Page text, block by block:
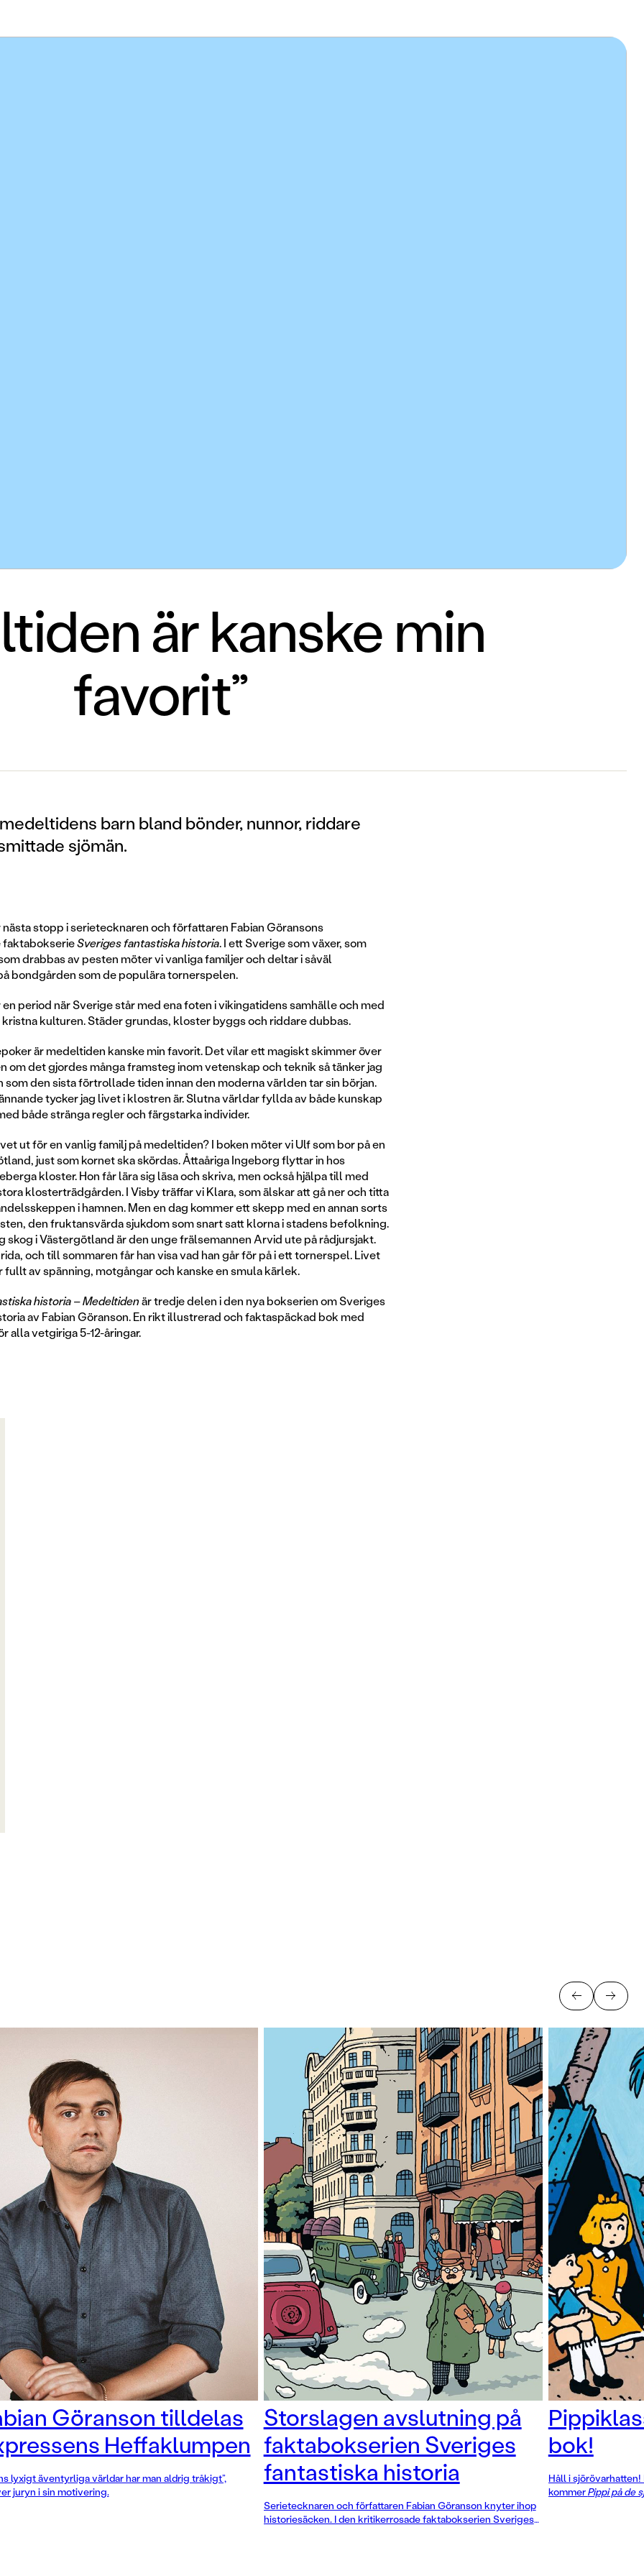
är kanske min
favorit”
barn bland bönder, nunnor, riddare
sjömän.
stopp i serietecknaren och författaren Fabian Göransons
faktabokserieSveriges fantastiska historia. I ett Sverige som växer, som
drabbas av pesten möter vi vanliga familjer och deltar i såväl
bondgården som de populära tornerspelen.
period när Sverige står med ena foten i vikingatidens samhälle och med
kristna kulturen. Städer grundas, kloster byggs och riddare dubbas.
är medeltiden kanske min favorit. Det vilar ett magiskt skimmer över
om det gjordes många framsteg inom vetenskap och teknik så tänker jag
som den sista förtrollade tiden innan den moderna världen tar sin början.
tycker jag livet i klostren är. Slutna världar fyllda av både kunskap
både stränga regler och färgstarka individer.
ut för en vanlig familj på medeltiden? I boken möter vi Ulf som bor på en
just som kornet ska skördas. Åttaåriga Ingeborg flyttar in hos
kloster. Hon får lära sig läsa och skriva, men också hjälpa till med
klosterträdgården. I Visby träffar vi Klara, som älskar att gå ner och titta
i hamnen. Men en dag kommer ett skepp med en annan sorts
den fruktansvärda sjukdom som snart satt klorna i stadens befolkning.
skog i Västergötland är den unge frälsemannen Arvid ute på rådjursjakt.
och till sommaren får han visa vad han går för på i ett tornerspel. Livet
fullt av spänning, motgångar och kanske en smula kärlek.
historia – Medeltidenär tredje delen i den nya bokserien om Sveriges
av Fabian Göranson. En rikt illustrerad och faktaspäckad bok med
alla vetgiriga 5-12-åringar.
Göranson tilldelas
Heffaklumpen
lyxigt äventyrliga världar har man aldrig tråkigt”,
juryn i sin motivering.
Storslagen avslutning på
faktabokserien Sveriges
fantastiska historia
Serietecknaren och författaren Fabian Göranson knyter ihop
historiesäcken. I den kritikerrosade faktabokserien Sveriges
bok!
Håll i
kommerPippi på de